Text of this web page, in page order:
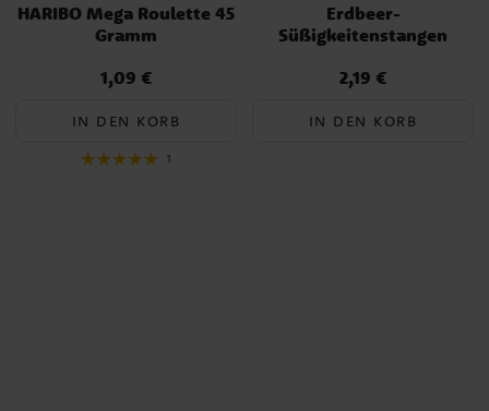
HARIBO Mega Roulette 45
Gramm
Preis:1,09 €
1,09 €
IN DEN KORB
1
Erdbeer-
Süßigkeitenstangen
Preis:2,19 €
2,19 €
IN DEN KORB